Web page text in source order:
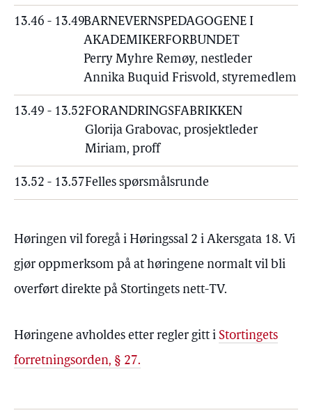
13.46 - 13.49BARNEVERNSPEDAGOGENE I
AKADEMIKERFORBUNDET
Perry Myhre Remøy, nestleder
Annika Buquid Frisvold, styremedlem
13.49 - 13.52FORANDRINGSFABRIKKEN
Glorija Grabovac, prosjektleder
Miriam, proff
13.52 - 13.57Felles spørsmålsrunde
Høringen vil foregå i Høringssal 2 i Akersgata 18. Vi
gjør oppmerksom på at høringene normalt vil bli
overført direkte på Stortingets nett-TV.
Høringene avholdes etter regler gitt i Stortingets
forretningsorden, § 27.